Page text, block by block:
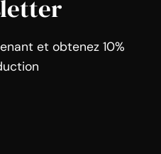
et obtenez 10%